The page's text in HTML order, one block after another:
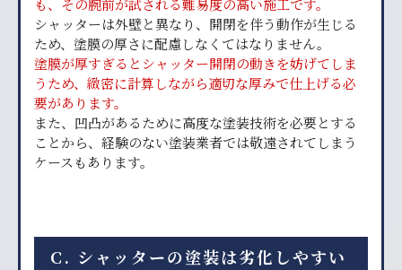
も、その腕前が試される難易度の高い施工です。
シャッターは外壁と異なり、開閉を伴う動作が生じる
ため、塗膜の厚さに配慮しなくてはなりません。
塗膜が厚すぎるとシャッター開閉の動きを妨げてしま
うため、緻密に計算しながら適切な厚みで仕上げる必
要があります。
また、凹凸があるために高度な塗装技術を必要とする
ことから、経験のない塗装業者では敬遠されてしまう
ケースもあります。
C. シャッターの塗装は劣化しやすい